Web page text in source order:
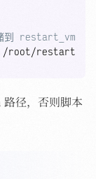
到
/root/
径，否则脚本